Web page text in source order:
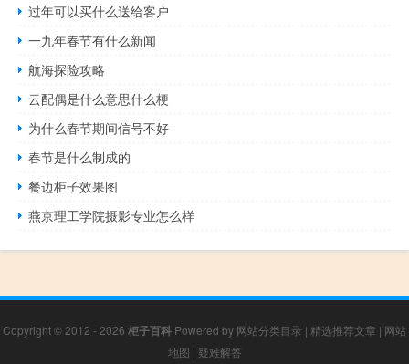
过年可以买什么送给客户
一九年春节有什么新闻
航海探险攻略
云配偶是什么意思什么梗
为什么春节期间信号不好
春节是什么制成的
餐边柜子效果图
燕京理工学院摄影专业怎么样
Copyright © 2012 - 2026 柜子百科 Powered by 网站分类目录 | 精选推荐文章 | 网站
地图 | 疑难解答